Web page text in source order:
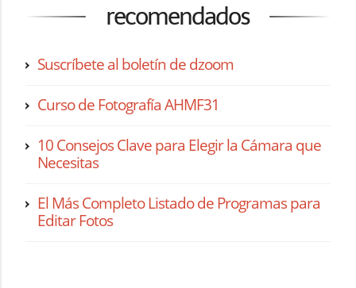
recomendados
Suscríbete al boletín de dzoom
Curso de Fotografía AHMF31
10 Consejos Clave para Elegir la Cámara que
Necesitas
El Más Completo Listado de Programas para
Editar Fotos